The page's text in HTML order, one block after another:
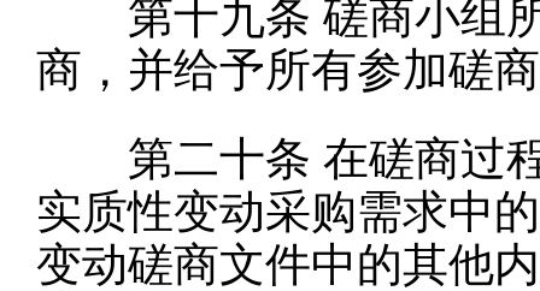
第十九条 磋商小组
商，并给予所有参加磋
第二十条 在磋商过
实质性变动采购需求中
变动磋商文件中的其他